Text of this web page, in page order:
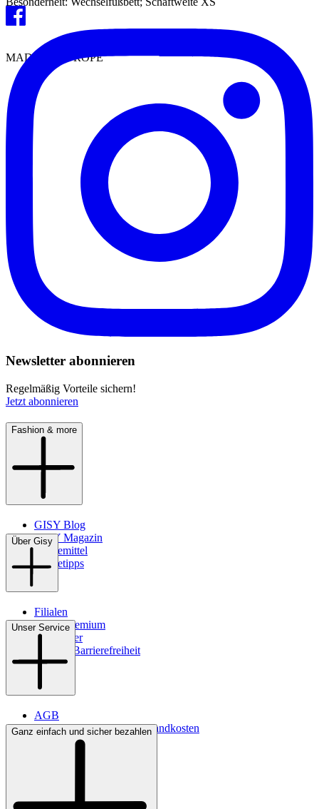
MADE IN EUROPE
Newsletter abonnieren
Regelmäßig Vorteile sichern!
Jetzt abonnieren
Fashion & more
GISY Blog
GISY Magazin
Pflegemittel
Pflegetipps
Über Gisy
Filialen
WMS-Premium
Newsletter
Digitale Barrierefreiheit
Unser Service
AGB
Lieferbedingungen & Versandkosten
Bezahlung
Ganz einfach und sicher bezahlen